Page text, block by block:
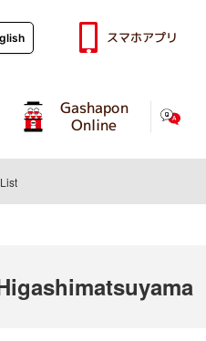
Gashapon
Online
スマホアプリ